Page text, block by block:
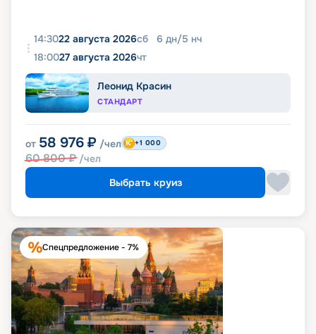
14:3022 августа 2026сб 6 дн/5 нч
18:0027 августа 2026чт
Леонид Красин
СТАНДАРТ
от 58 976 ₽ /чел
60 800₽ /чел
+1 000
Выбрать круиз
Спецпредложение - 7%